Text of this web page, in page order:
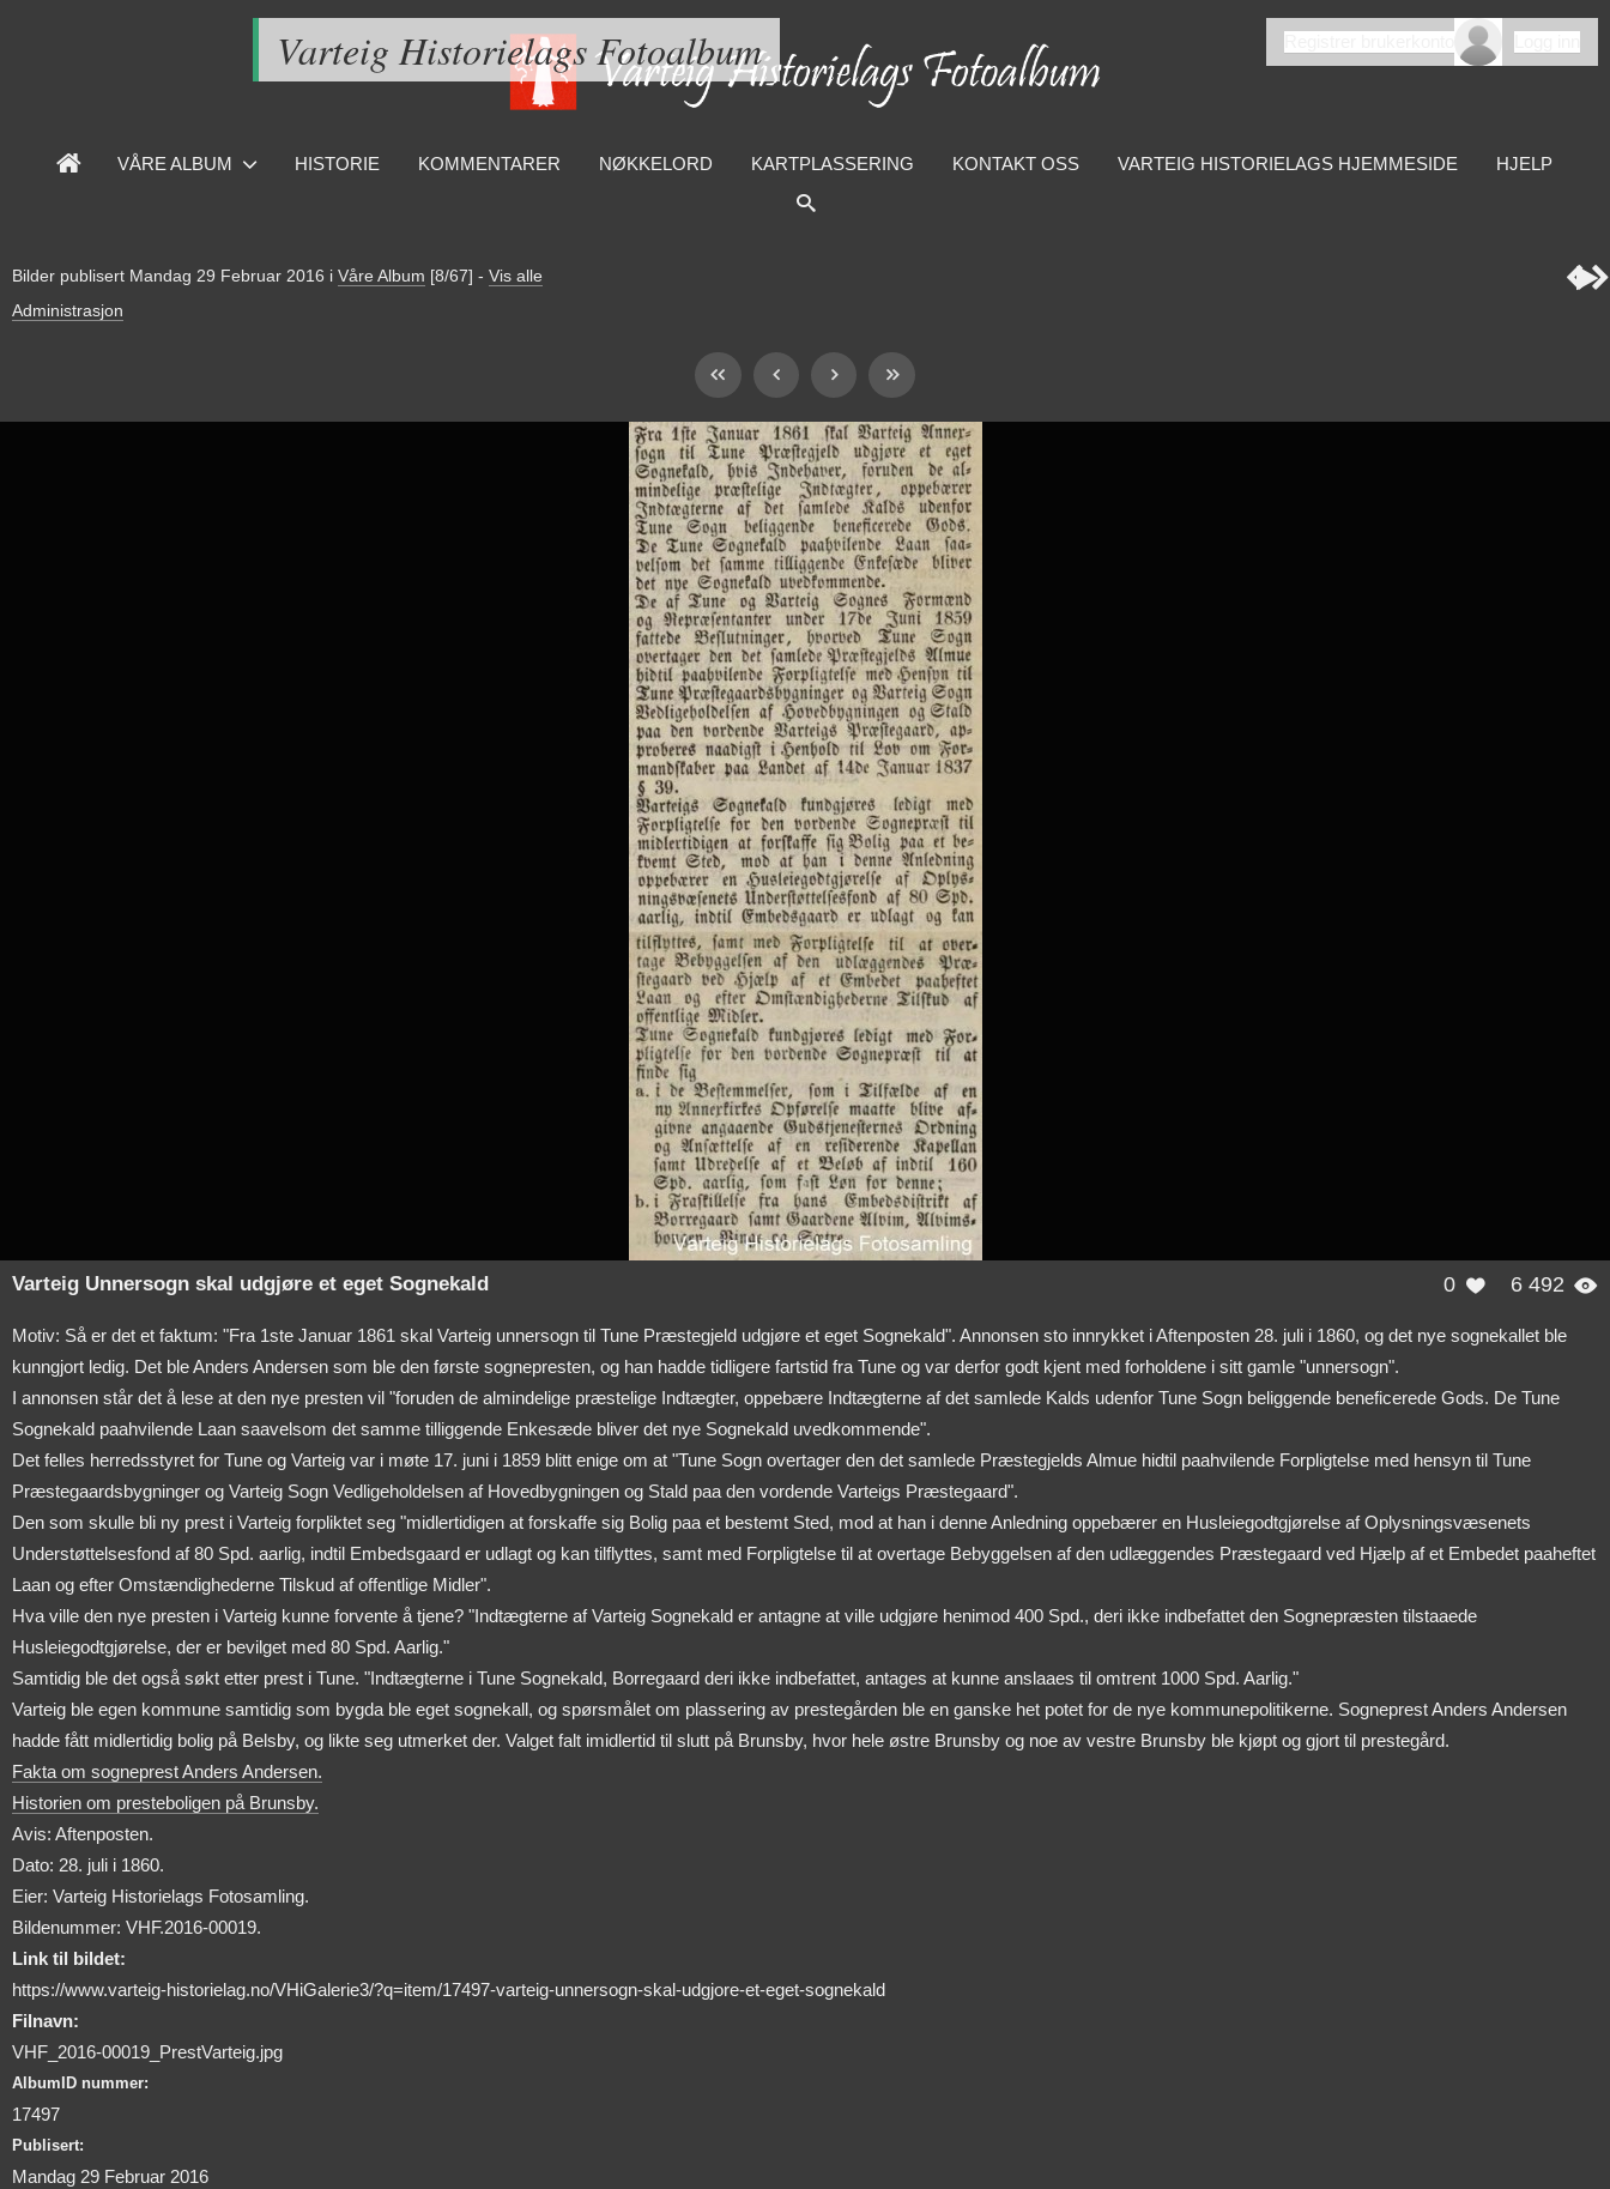
Varteig Historielags Fotoalbum
VÅRE ALBUM HISTORIE KOMMENTARER NØKKELORD KARTPLASSERING KONTAKT OSS VARTEIG HISTORIELAGS HJEMMESIDE HJELP
Bilder publisert Mandag 29 Februar 2016 i Våre Album [8/67] - Vis alle
Administrasjon

0  6 492 
Varteig Unnersogn skal udgjøre et eget Sognekald
Motiv: Så er det et faktum: "Fra 1ste Januar 1861 skal Varteig unnersogn til Tune Præstegjeld udgjøre et eget Sognekald". Annonsen sto innrykket i Aftenposten 28. juli i 1860, og det nye sognekallet ble
kunngjort ledig. Det ble Anders Andersen som ble den første sognepresten, og han hadde tidligere fartstid fra Tune og var derfor godt kjent med forholdene i sitt gamle "unnersogn".
I annonsen står det å lese at den nye presten vil "foruden de almindelige præstelige Indtægter, oppebære Indtægterne af det samlede Kalds udenfor Tune Sogn beliggende beneficerede Gods. De Tune
Sognekald paahvilende Laan saavelsom det samme tilliggende Enkesæde bliver det nye Sognekald uvedkommende".
Det felles herredsstyret for Tune og Varteig var i møte 17. juni i 1859 blitt enige om at "Tune Sogn overtager den det samlede Præstegjelds Almue hidtil paahvilende Forpligtelse med hensyn til Tune
Præstegaardsbygninger og Varteig Sogn Vedligeholdelsen af Hovedbygningen og Stald paa den vordende Varteigs Præstegaard".
Den som skulle bli ny prest i Varteig forpliktet seg "midlertidigen at forskaffe sig Bolig paa et bestemt Sted, mod at han i denne Anledning oppebærer en Husleiegodtgjørelse af Oplysningsvæsenets
Understøttelsesfond af 80 Spd. aarlig, indtil Embedsgaard er udlagt og kan tilflyttes, samt med Forpligtelse til at overtage Bebyggelsen af den udlæggendes Præstegaard ved Hjælp af et Embedet paaheftet
Laan og efter Omstændighederne Tilskud af offentlige Midler".
Hva ville den nye presten i Varteig kunne forvente å tjene? "Indtægterne af Varteig Sognekald er antagne at ville udgjøre henimod 400 Spd., deri ikke indbefattet den Sognepræsten tilstaaede
Husleiegodtgjørelse, der er bevilget med 80 Spd. Aarlig."
Samtidig ble det også søkt etter prest i Tune. "Indtægterne i Tune Sognekald, Borregaard deri ikke indbefattet, antages at kunne anslaaes til omtrent 1000 Spd. Aarlig."
Varteig ble egen kommune samtidig som bygda ble eget sognekall, og spørsmålet om plassering av prestegården ble en ganske het potet for de nye kommunepolitikerne. Sogneprest Anders Andersen
hadde fått midlertidig bolig på Belsby, og likte seg utmerket der. Valget falt imidlertid til slutt på Brunsby, hvor hele østre Brunsby og noe av vestre Brunsby ble kjøpt og gjort til prestegård.
Fakta om sogneprest Anders Andersen.
Historien om presteboligen på Brunsby.
Avis: Aftenposten.
Dato: 28. juli i 1860.
Eier: Varteig Historielags Fotosamling.
Bildenummer: VHF.2016-00019.
Link til bildet:
https://www.varteig-historielag.no/VHiGalerie3/?q=item/17497-varteig-unnersogn-skal-udgjore-et-eget-sognekald
Filnavn:
VHF_2016-00019_PrestVarteig.jpg
AlbumID nummer:
17497
Publisert:
Mandag 29 Februar 2016